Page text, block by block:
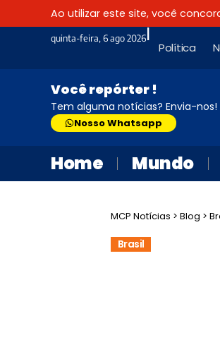
Ao utilizar este site, você
quinta-feira, 6 ago 2026|
Política
Você repórter !
Tem alguma notícias? Envia-nos!
Nosso Whatsapp
Home Mundo
MCP Notícias > Blog >
Brasil